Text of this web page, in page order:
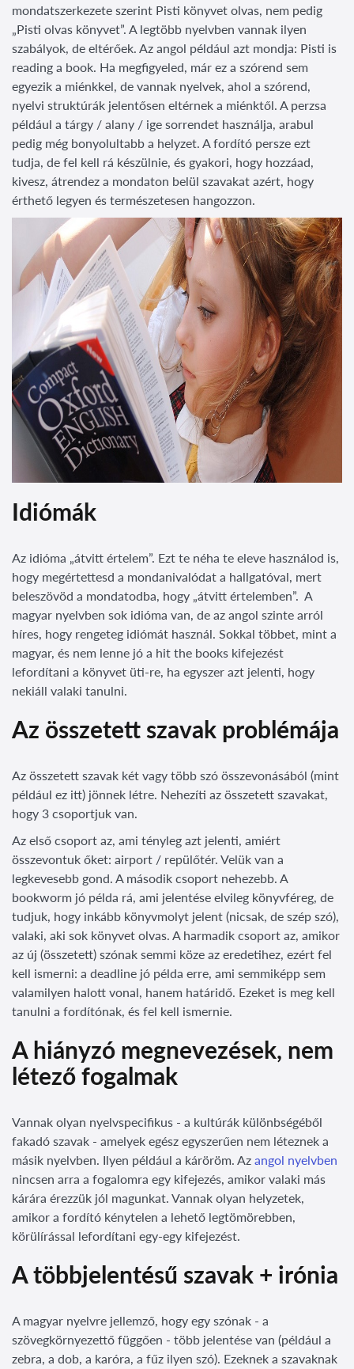
mondatszerkezete szerint Pisti könyvet olvas, nem pedig
„Pisti olvas könyvet”. A legtöbb nyelvben vannak ilyen
szabályok, de eltérőek. Az angol például azt mondja: Pisti is
reading a book. Ha megfigyeled, már ez a szórend sem
egyezik a miénkkel, de vannak nyelvek, ahol a szórend,
nyelvi struktúrák jelentősen eltérnek a miénktől. A perzsa
például a tárgy / alany / ige sorrendet használja, arabul
pedig még bonyolultabb a helyzet. A fordító persze ezt
tudja, de fel kell rá készülnie, és gyakori, hogy hozzáad,
kivesz, átrendez a mondaton belül szavakat azért, hogy
érthető legyen és természetesen hangozzon.
Idiómák
Az idióma „átvitt értelem”. Ezt te néha te eleve használod is,
hogy megértettesd a mondanivalódat a hallgatóval, mert
beleszövöd a mondatodba, hogy „átvitt értelemben”. A
magyar nyelvben sok idióma van, de az angol szinte arról
híres, hogy rengeteg idiómát használ. Sokkal többet, mint a
magyar, és nem lenne jó a hit the books kifejezést
lefordítani a könyvet üti-re, ha egyszer azt jelenti, hogy
nekiáll valaki tanulni.
Az összetett szavak problémája
Az összetett szavak két vagy több szó összevonásából (mint
például ez itt) jönnek létre. Nehezíti az összetett szavakat,
hogy 3 csoportjuk van.
Az első csoport az, ami tényleg azt jelenti, amiért
összevontuk őket: airport / repülőtér. Velük van a
legkevesebb gond. A második csoport nehezebb. A
bookworm jó példa rá, ami jelentése elvileg könyvféreg, de
tudjuk, hogy inkább könyvmolyt jelent (nicsak, de szép szó),
valaki, aki sok könyvet olvas. A harmadik csoport az, amikor
az új (összetett) szónak semmi köze az eredetihez, ezért fel
kell ismerni: a deadline jó példa erre, ami semmiképp sem
valamilyen halott vonal, hanem határidő. Ezeket is meg kell
tanulni a fordítónak, és fel kell ismernie.
A hiányzó megnevezések, nem
létező fogalmak
Vannak olyan nyelvspecifikus - a kultúrák különbségéből
fakadó szavak - amelyek egész egyszerűen nem léteznek a
másik nyelvben. Ilyen például a káröröm. Az angol nyelvben
nincsen arra a fogalomra egy kifejezés, amikor valaki más
kárára érezzük jól magunkat. Vannak olyan helyzetek,
amikor a fordító kénytelen a lehető legtömörebben,
körülírással lefordítani egy-egy kifejezést.
A többjelentésű szavak + irónia
A magyar nyelvre jellemző, hogy egy szónak - a
szövegkörnyezettő függően - több jelentése van (például a
zebra, a dob, a karóra, a fűz ilyen szó). Ezeknek a szavaknak